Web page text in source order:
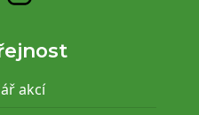
akcí